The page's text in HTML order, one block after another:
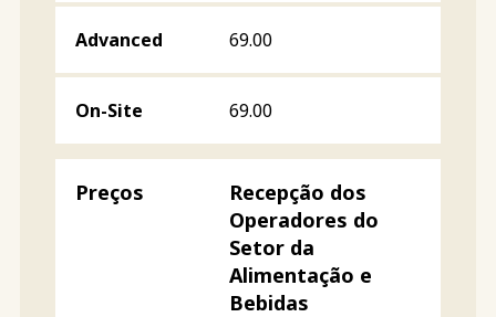
69.00
69.00
Recepção dos
Operadores do
Setor da
Alimentação e
Bebidas